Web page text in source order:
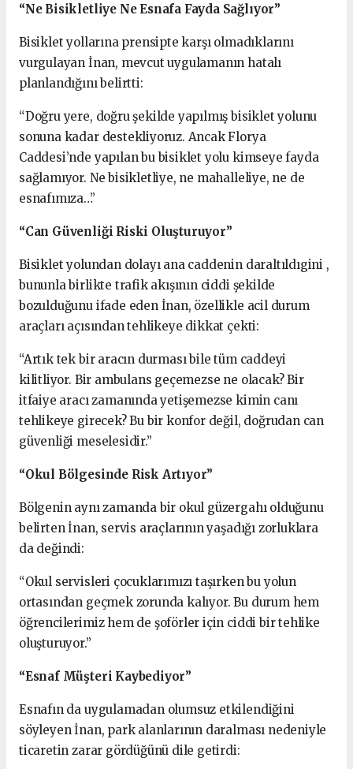
“Ne Bisikletliye Ne Esnafa Fayda Sağlıyor”
Bisiklet yollarına prensipte karşı olmadıklarını
vurgulayan İnan, mevcut uygulamanın hatalı
planlandığını belirtti:
“Doğru yere, doğru şekilde yapılmış bisiklet yolunu
sonuna kadar destekliyoruz. Ancak Florya
Caddesi’nde yapılan bu bisiklet yolu kimseye fayda
sağlamıyor. Ne bisikletliye, ne mahalleliye, ne de
esnafımıza…”
“Can Güvenliği Riski Oluşturuyor”
Bisiklet yolundan dolayı ana caddenin daraltıldıgini ,
bununla birlikte trafik akışının ciddi şekilde
bozulduğunu ifade eden İnan, özellikle acil durum
araçları açısından tehlikeye dikkat çekti:
“Artık tek bir aracın durması bile tüm caddeyi
kilitliyor. Bir ambulans geçemezse ne olacak? Bir
itfaiye aracı zamanında yetişemezse kimin canı
tehlikeye girecek? Bu bir konfor değil, doğrudan can
güvenliği meselesidir.”
“Okul Bölgesinde Risk Artıyor”
Bölgenin aynı zamanda bir okul güzergahı olduğunu
belirten İnan, servis araçlarının yaşadığı zorluklara
da değindi:
“Okul servisleri çocuklarımızı taşırken bu yolun
ortasından geçmek zorunda kalıyor. Bu durum hem
öğrencilerimiz hem de şoförler için ciddi bir tehlike
oluşturuyor.”
“Esnaf Müşteri Kaybediyor”
Esnafın da uygulamadan olumsuz etkilendiğini
söyleyen İnan, park alanlarının daralması nedeniyle
ticaretin zarar gördüğünü dile getirdi: